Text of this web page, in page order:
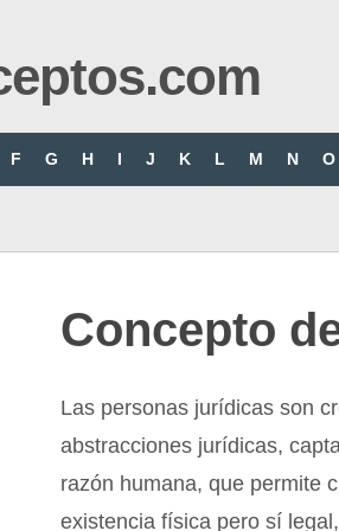
F G H I J K L M N O
Concepto
Las personas jurídicas son
abstracciones jurídicas,
razón humana, que permite
existencia física pero sí